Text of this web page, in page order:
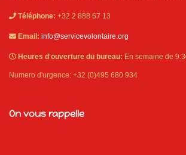
Téléphone: +32 2 888 67 13
Email: info@servicevolontaire.org
Heures d'ouverture du bureau: En semaine de
Numero d'urgence: +32 (0)495 680 934
On vous rappelle